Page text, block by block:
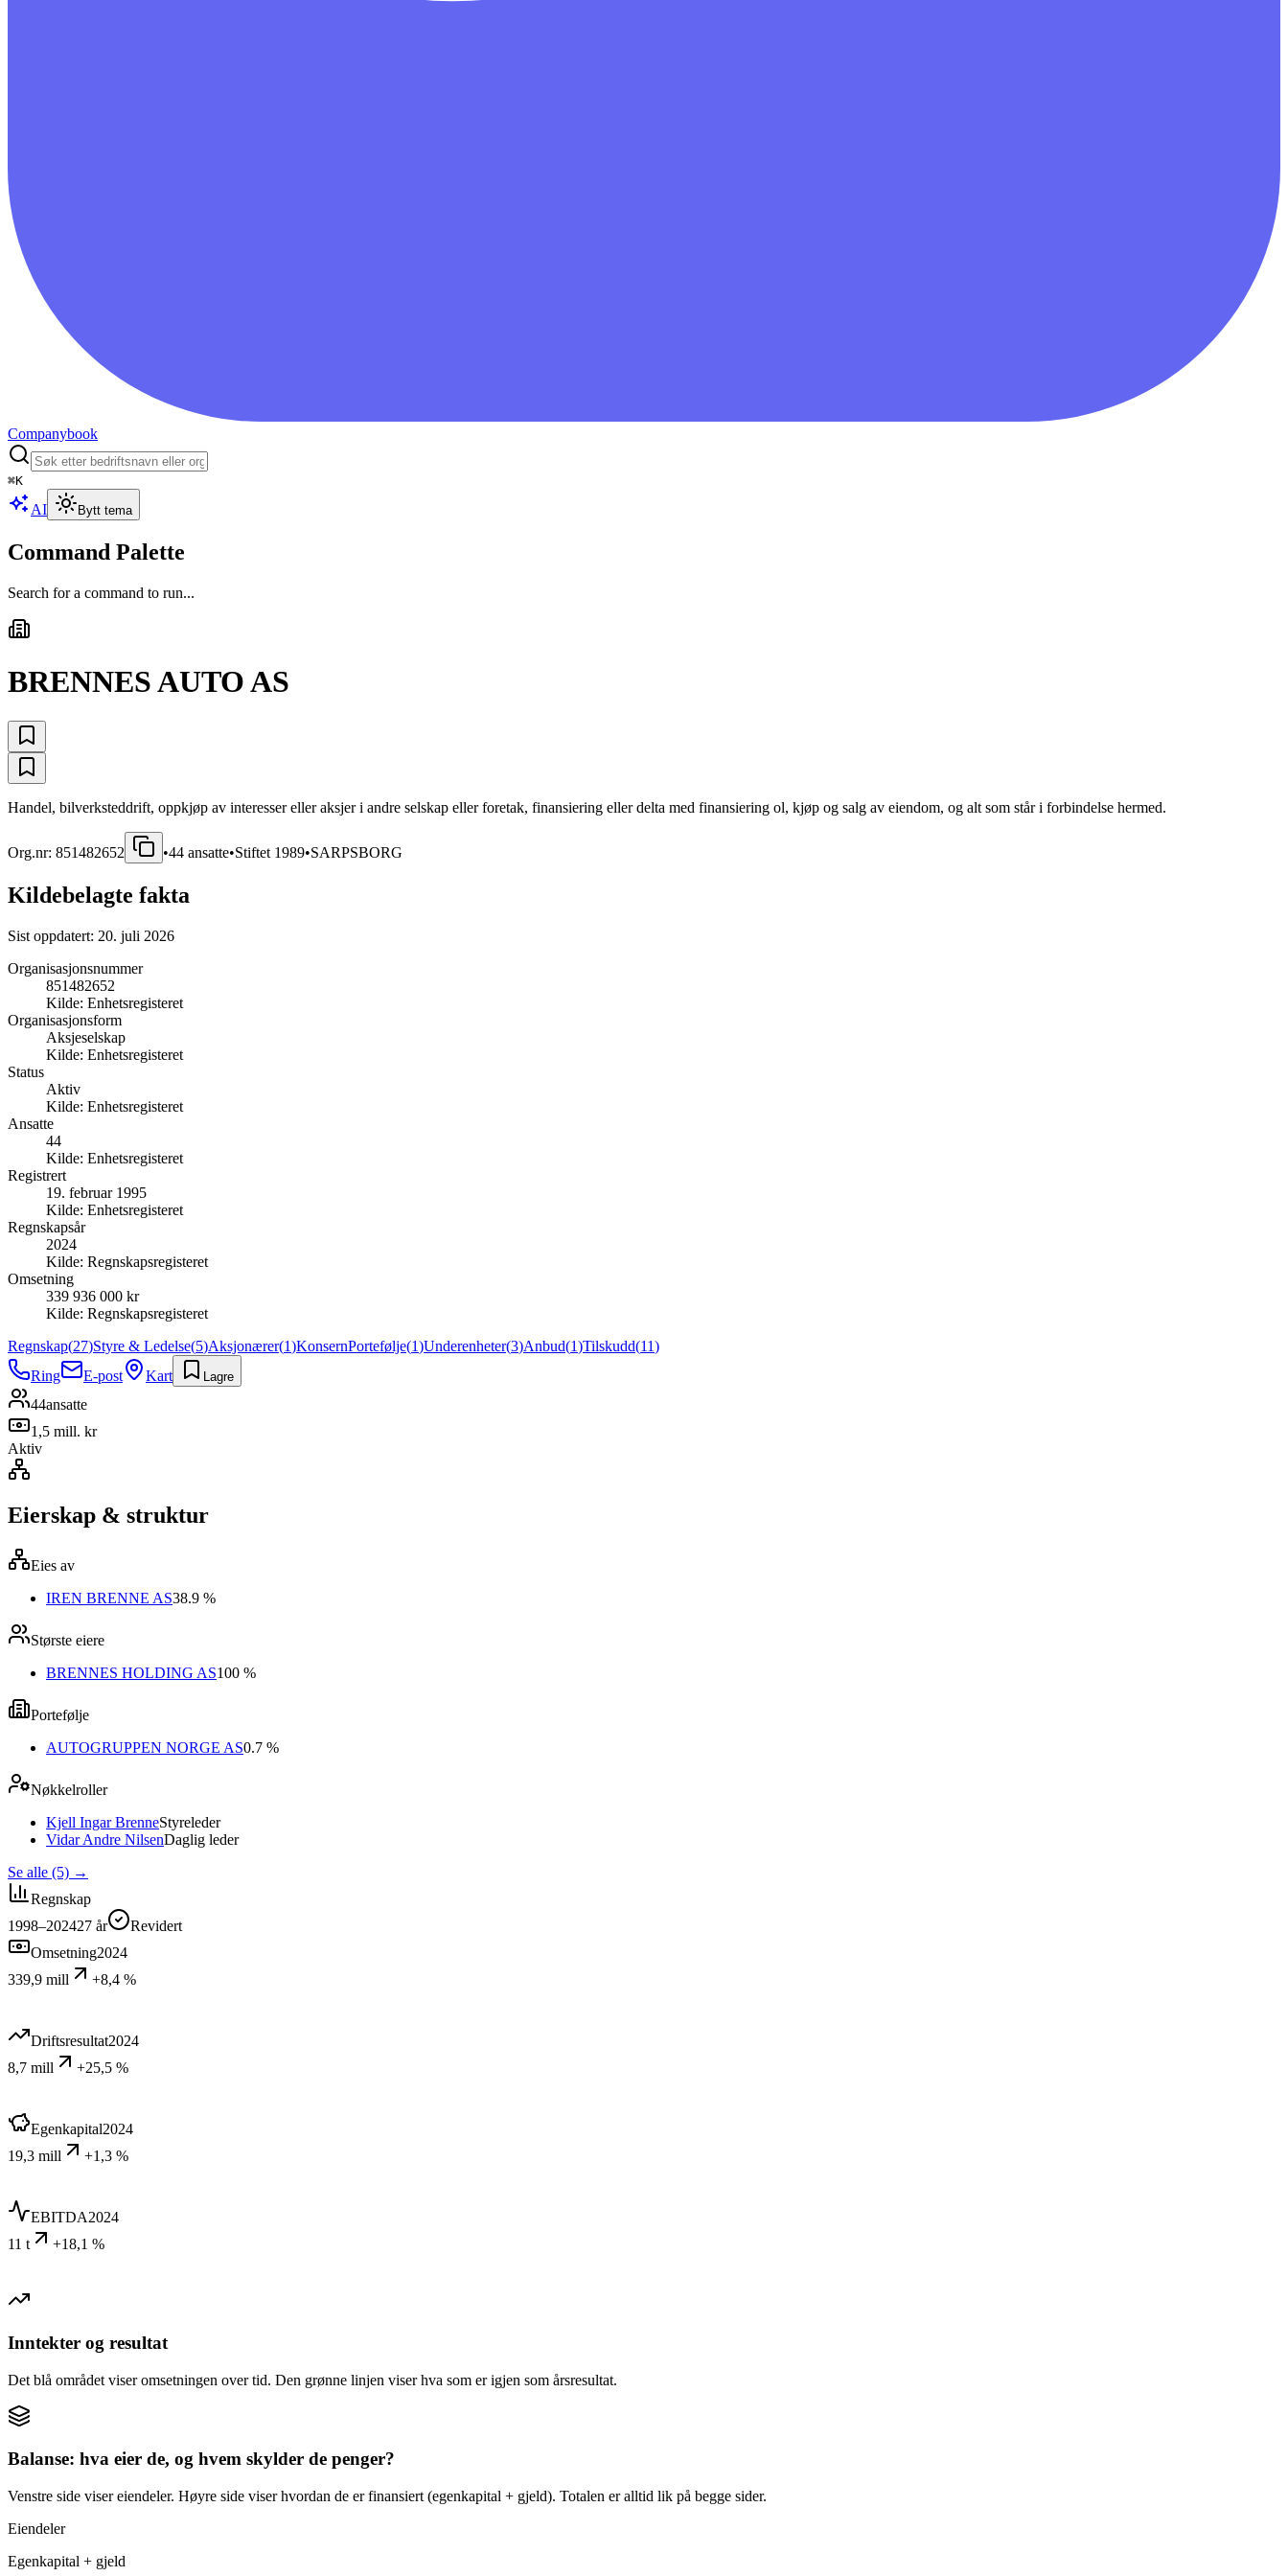
Companybook
⌘K
AI Bytt tema
Command Palette
Search for a command to run...
BRENNES AUTO AS
Handel, bilverksteddrift, oppkjøp av interesser eller aksjer i andre selskap eller foretak, finansiering eller delta med finansiering ol, kjøp og salg av eiendom, og alt som står i forbindelse hermed.
Org.nr: 851482652 •44 ansatte•Stiftet 1989•SARPSBORG
Kildebelagte fakta
Sist oppdatert: 20. juli 2026
Organisasjonsnummer
851482652
Kilde: Enhetsregisteret
Organisasjonsform
Aksjeselskap
Kilde: Enhetsregisteret
Status
Aktiv
Kilde: Enhetsregisteret
Ansatte
44
Kilde: Enhetsregisteret
Registrert
19. februar 1995
Kilde: Enhetsregisteret
Regnskapsår
2024
Kilde: Regnskapsregisteret
Omsetning
339 936 000 kr
Kilde: Regnskapsregisteret
Regnskap(27)Styre & Ledelse(5)Aksjonærer(1)KonsernPortefølje(1)Underenheter(3)Anbud(1)Tilskudd(11)
Ring
E-post Kart Lagre
44ansatte
1,5 mill. kr
Aktiv
Eierskap & struktur
Eies av
IREN BRENNE AS38.9 %
Største eiere
BRENNES HOLDING AS100 %
Portefølje
AUTOGRUPPEN NORGE AS0.7 %
Nøkkelroller
Kjell Ingar BrenneStyreleder
Vidar Andre NilsenDaglig leder
Se alle (5) →
Regnskap
1998–202427 år
Revidert
Omsetning2024
339,9 mill
+8,4 %
Driftsresultat2024
8,7 mill
+25,5 %
Egenkapital2024
19,3 mill
+1,3 %
EBITDA2024
11 t
+18,1 %
Inntekter og resultat
Det blå området viser omsetningen over tid. Den grønne linjen viser hva som er igjen som årsresultat.
Balanse: hva eier de, og hvem skylder de penger?
Venstre side viser eiendeler. Høyre side viser hvordan de er finansiert (egenkapital + gjeld). Totalen er alltid lik på begge sider.
Eiendeler
Egenkapital + gjeld